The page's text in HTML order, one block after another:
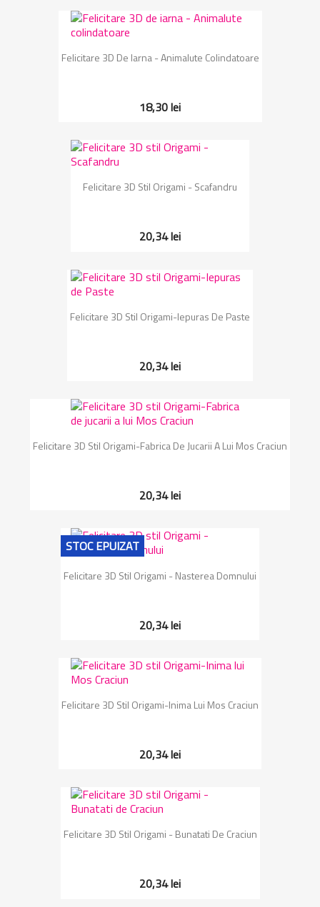
Felicitare 3D De Iarna - Animalute Colindatoare
18,30 lei
Felicitare 3D Stil Origami - Scafandru
20,34 lei
Felicitare 3D Stil Origami-Iepuras De Paste
20,34 lei
Felicitare 3D Stil Origami-Fabrica De Jucarii A Lui Mos Craciun
20,34 lei
Felicitare 3D Stil Origami - Nasterea Domnului
20,34 lei
STOC EPUIZAT
Felicitare 3D Stil Origami-Inima Lui Mos Craciun
20,34 lei
Felicitare 3D Stil Origami - Bunatati De Craciun
20,34 lei